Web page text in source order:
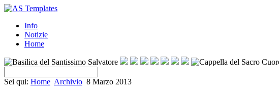
Info
Notizie
Home
Sei qui: Home Archivio 8 Marzo 2013